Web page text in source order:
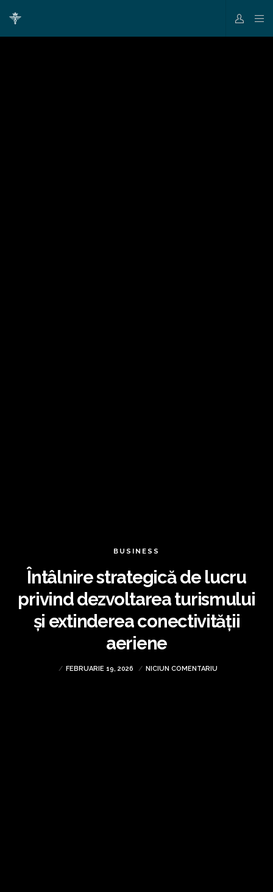
BUSINESS
Întâlnire strategică de lucru
privind dezvoltarea turismului
și extinderea conectivității
aeriene
FEBRUARIE 19, 2026 NICIUN COMENTARIU